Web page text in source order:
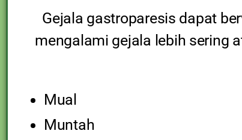
Gejala gastroparesis dapat
mengalami gejala lebih sering
Mual
Muntah